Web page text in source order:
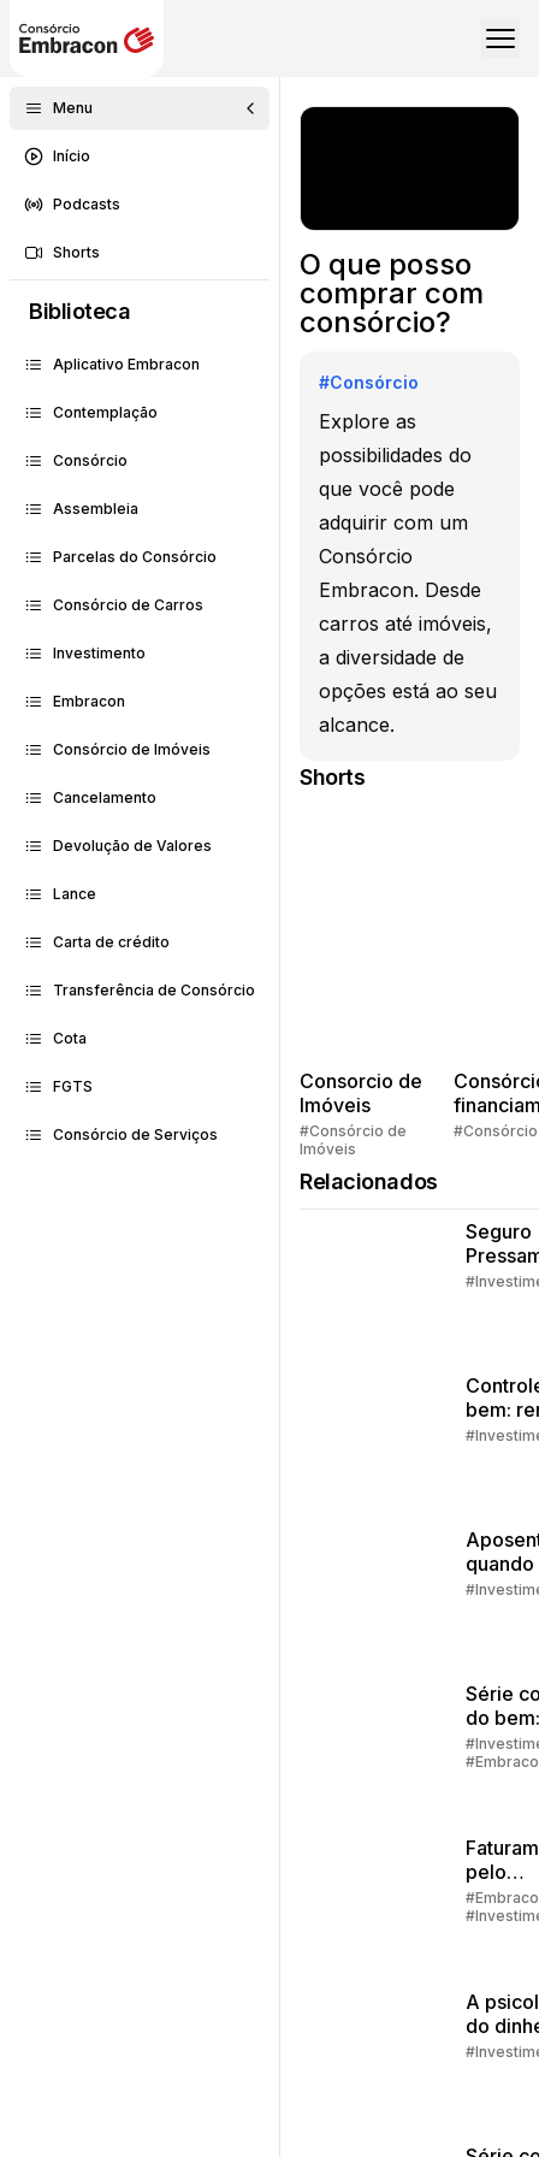
Menu
Início
Podcasts
Shorts
Biblioteca
Aplicativo Embracon
Contemplação
Consórcio
Assembleia
Parcelas do Consórcio
Consórcio de Carros
Investimento
Embracon
Consórcio de Imóveis
Cancelamento
Devolução de Valores
Lance
Carta de crédito
Transferência de Consórcio
Cota
FGTS
Consórcio de Serviços
O que posso
comprar com
consórcio?
#Consórcio
Explore as
possibilidades do
que você pode
adquirir com um
Consórcio
Embracon. Desde
carros até imóveis,
a diversidade de
opções está ao seu
alcance.
Shorts
Consorcio de
Imóveis
#Consórcio de
Imóveis
Quem
#Consórcio
Relacionados
Seguro
bem:
extra
quando
como
Série
do
como
pelo
passo
A
do
que te